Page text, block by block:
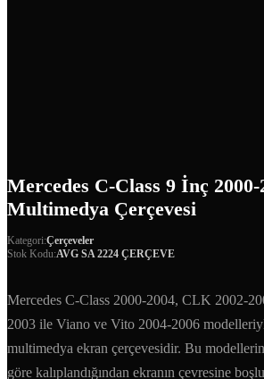
Mercedes C-Class 9 İnç
Multimedya Çerçevesi
Kategori:Çerçeveler
Stok Kodu:AVG SA 2224 ÇERÇEVE
Mercedes C-Class 2000-2004, CLK 2002-
2003 ile Viano ve Vito 2004-2006
multimedya ekran çerçevesidir. Bu
göre kalıplandığından ekranın çevresine